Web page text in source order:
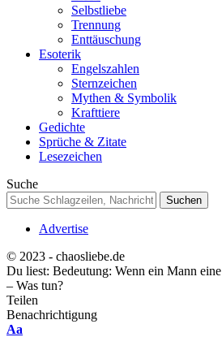
Selbstliebe
Trennung
Enttäuschung
Esoterik
Engelszahlen
Sternzeichen
Mythen & Symbolik
Krafttiere
Gedichte
Sprüche & Zitate
Lesezeichen
Suche
Advertise
© 2023 - chaosliebe.de
Du liest: Bedeutung: Wenn ein Mann
– Was tun?
Teilen
Benachrichtigung
Font
Aa